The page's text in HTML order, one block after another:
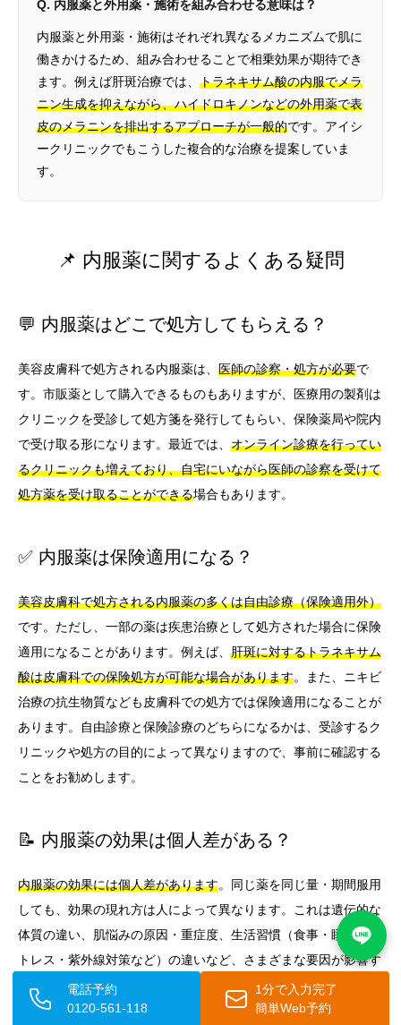
Q. 内服薬と外用薬・施術を組み合わせる意味は？
内服薬と外用薬・施術はそれぞれ異なるメカニズムで肌に
働きかけるため、組み合わせることで相乗効果が期待でき
ます。例えば肝斑治療では、 トラネキサム酸の内服でメラ
ニン生成を抑えながら、ハイドロキノンなどの外用薬で表
皮のメラニンを排出するアプローチが一般的です。アイシ
ークリニックでもこうした複合的な治療を提案していま
す。
📌 内服薬に関するよくある疑問
💬 内服薬はどこで処方してもらえる？
美容皮膚科で処方される内服薬は、 医師の診察・処方が必要で
す。市販薬として購入できるものもありますが、医療用の製剤は
クリニックを受診して処方箋を発行してもらい、保険薬局や院内
で受け取る形になります。最近では、 オンライン診療を行ってい
るクリニックも増えており、自宅にいながら医師の診察を受けて
処方薬を受け取ることができる場合もあります。
✅ 内服薬は保険適用になる？
美容皮膚科で処方される内服薬の多くは自由診療（保険適用外）
です。ただし、一部の薬は疾患治療として処方された場合に保険
適用になることがあります。例えば、 肝斑に対するトラネキサム
酸は皮膚科での保険処方が可能な場合があります。また、ニキビ
治療の抗生物質なども皮膚科での処方では保険適用になることが
あります。自由診療と保険診療のどちらになるかは、受診するク
リニックや処方の目的によって異なりますので、事前に確認する
ことをお勧めします。
📝 内服薬の効果は個人差がある？
内服薬の効果には個人差があります。同じ薬を同じ量・期間服用
しても、効果の現れ方は人によって異なります。これは遺伝的な
体質の違い、肌悩みの原因・重症度、生活習慣（食事・睡眠・ス
トレス・紫外線対策など）の違いなど、さまざまな要因が影響す
るためです。効果が出にくい場合は、
薬の種類や用量の変更、他
の治療法との組み合わせなど、医師と相談しながら最適な治療方
電話予約
0120-561-118
1分で入力完了
簡単Web予約